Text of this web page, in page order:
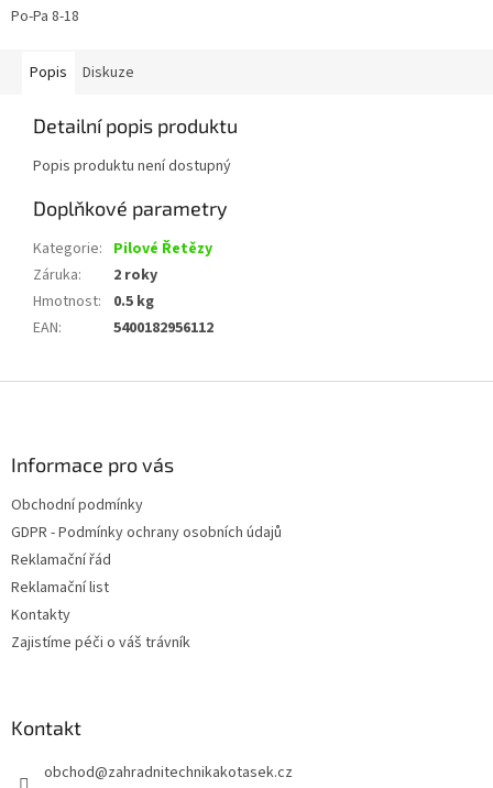
Po-Pa 8-18
Popis Diskuze
Detailní popis produktu
Popis produktu není dostupný
Doplňkové parametry
Kategorie: Pilové Řetězy
Záruka:
2 roky
Hmotnost:
0.5 kg
EAN: 5400182956112
Informace pro vás
Obchodní podmínky
GDPR - Podmínky ochrany osobních údajů
Reklamační řád
Reklamační list
Kontakty
Zajistíme péči o váš trávník
Kontakt
obchod@zahradnitechnikakotasek.cz